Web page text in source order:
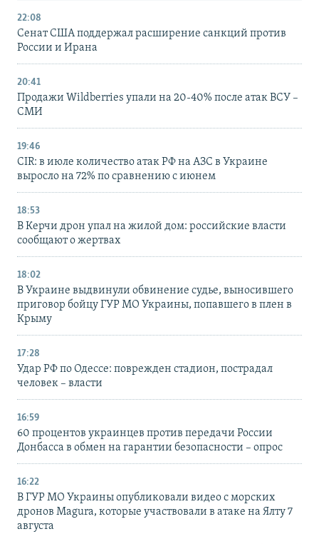
22:08
Сенат США поддержал расширение санкций против
России и Ирана
20:41
Продажи Wildberries упали на 20-40% после атак ВСУ –
СМИ
19:46
CIR: в июле количество атак РФ на АЗС в Украине
выросло на 72% по сравнению с июнем
18:53
В Керчи дрон упал на жилой дом: российские власти
сообщают о жертвах
18:02
В Украине выдвинули обвинение судье, выносившего
приговор бойцу ГУР МО Украины, попавшего в плен в
Крыму
17:28
Удар РФ по Одессе: поврежден стадион, пострадал
человек – власти
16:59
60 процентов украинцев против передачи России
Донбасса в обмен на гарантии безопасности – опрос
16:22
В ГУР МО Украины опубликовали видео с морских
дронов Magura, которые участвовали в атаке на Ялту 7
августа